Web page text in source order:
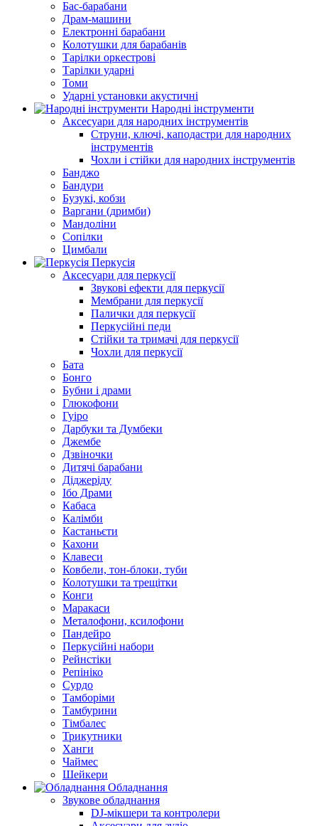
Бас-барабани
Драм-машини
Електронні барабани
Колотушки для барабанів
Тарілки оркестрові
Тарілки ударні
Томи
Ударні установки акустичні
Народні інструменти
Аксесуари для народних інструментів
Струни, ключі, каподастри для народних
інструментів
Чохли і стійки для народних інструментів
Банджо
Бандури
Бузукі, кобзи
Варгани (дримби)
Мандоліни
Сопілки
Цимбали
Перкусія
Аксесуари для перкусії
Звукові ефекти для перкусії
Мембрани для перкусії
Палички для перкусії
Перкусійні педи
Стійки та тримачі для перкусії
Чохли для перкусії
Бата
Бонго
Бубни і драми
Глюкофони
Гуіро
Дарбуки та Думбеки
Джембе
Дзвіночки
Дитячі барабани
Діджеріду
Ібо Драми
Кабаса
Калімби
Кастаньєти
Кахони
Клавеси
Ковбели, тон-блоки, туби
Колотушки та трещітки
Конги
Маракаси
Металофони, ксилофони
Пандейро
Перкусійні набори
Рейнстіки
Репініко
Сурдо
Тамборіми
Тамбурини
Тімбалес
Трикутники
Ханги
Чаймес
Шейкери
Обладнання
Звукове обладнання
DJ-мікшери та контролери